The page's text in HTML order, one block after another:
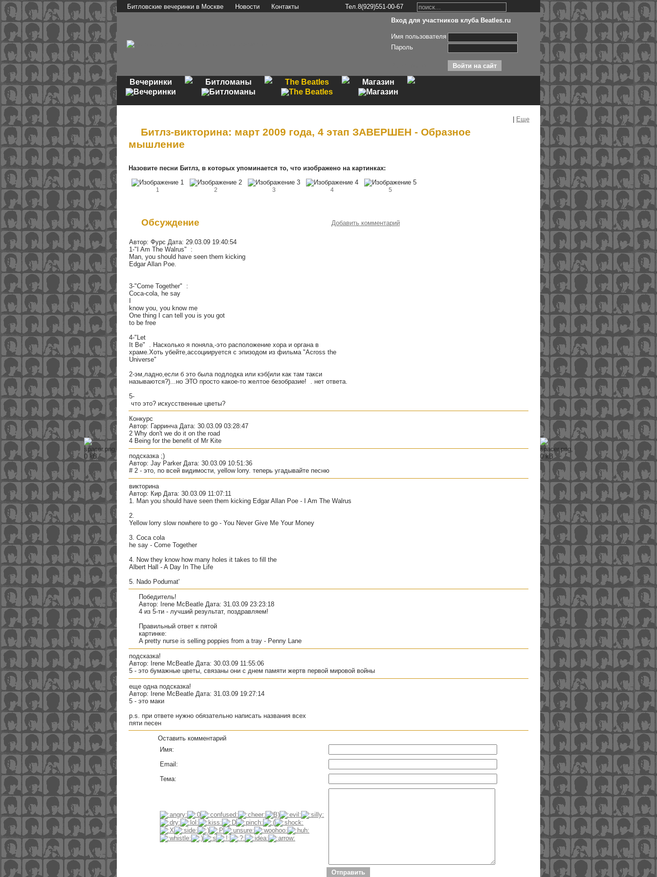
Битловские вечеринки в Москве Новости Контакты
Тел.8(929)551-00-67
Вход для участников клуба Beatles.ru
Имя пользователя
Пароль
Вечеринки Битломаны The Beatles Магазин
Еще
Битлз-викторина: март 2009 года, 4 этап ЗАВЕРШЕН - Образное
мышление
Назовите песни Битлз, в которых упоминается то, что изображено на картинках:
1 2 3 4 5
Обсуждение Добавить комментарий
Автор: Фурс Дата: 29.03.09 19:40:54
1-"I Am The Walrus"
:
Man, you should have seen them kicking
Edgar Allan Poe.
3-"Come Together"
:
Coca-cola, he say
I
know you, you know me
One thing I can tell you is you got
to be free
4-"Let
It Be"
. Насколько я поняла,-это расположение хора и органа в
храме.Хоть убейте,ассоциируется с эпизодом из фильма "Across the
Universe"
2-эм,ладно,если б это была подлодка или кэб(или как там такси
называются?)...но ЭТО просто какое-то желтое безобразие!
. нет ответа.
5-
что это? искусственные цветы?
Конкурс
Автор: Гарринча Дата: 30.03.09 03:28:47
2 Why don't we do it on the road
4 Being for the benefit of Mr Kite
подсказка ;)
Автор: Jay Parker Дата: 30.03.09 10:51:36
# 2 - это, по всей видимости, yellow lorry. теперь угадывайте песню
викторина
Автор: Кир Дата: 30.03.09 11:07:11
1. Man you should have seen them kicking Edgar Allan Poe - I Am The Walrus
2.
Yellow lorry slow nowhere to go - You Never Give Me Your Money
3. Coca cola
he say - Come Together
4. Now they know how many holes it takes to fill the
Albert Hall - A Day In The Life
5. Nado Podumat'
Победитель!
Автор: Irene McBeatle Дата: 31.03.09 23:23:18
4 из 5-ти - лучший результат, поздравляем!
Правильный ответ к пятой
картинке:
A pretty nurse is selling poppies from a tray - Penny Lane
подсказка!
Автор: Irene McBeatle Дата: 30.03.09 11:55:06
5 - это бумажные цветы, связаны они с днем памяти жертв первой мировой войны
еще одна подсказка!
Автор: Irene McBeatle Дата: 31.03.09 19:27:14
5 - это маки
p.s. при ответе нужно обязательно написать названия всех
пяти песен
Оставить комментарий
Имя:
Email:
Тема: